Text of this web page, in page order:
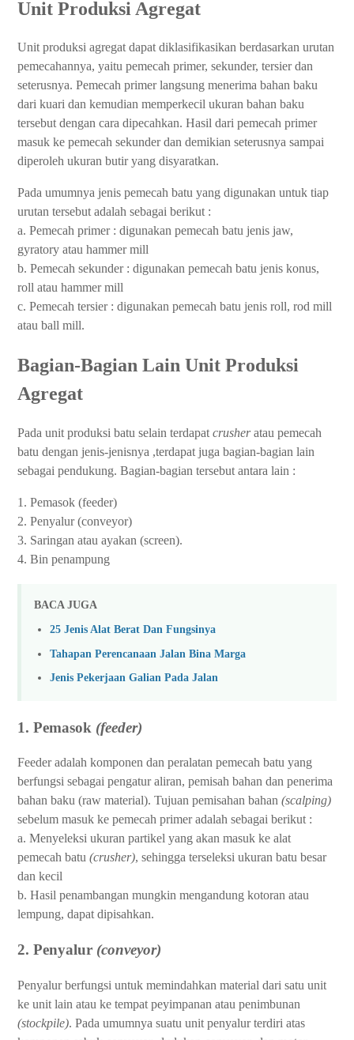
Unit Produksi Agregat
Unit produksi agregat dapat diklasifikasikan berdasarkan urutan
pemecahannya, yaitu pemecah primer, sekunder, tersier dan
seterusnya. Pemecah primer langsung menerima bahan baku
dari kuari dan kemudian memperkecil ukuran bahan baku
tersebut dengan cara dipecahkan. Hasil dari pemecah primer
masuk ke pemecah sekunder dan demikian seterusnya sampai
diperoleh ukuran butir yang disyaratkan.
Pada umumnya jenis pemecah batu yang digunakan untuk tiap
urutan tersebut adalah sebagai berikut :
a. Pemecah primer : digunakan pemecah batu jenis jaw,
gyratory atau hammer mill
b. Pemecah sekunder : digunakan pemecah batu jenis konus,
roll atau hammer mill
c. Pemecah tersier : digunakan pemecah batu jenis roll, rod mill
atau ball mill.
Bagian-Bagian Lain Unit Produksi
Agregat
Pada unit produksi batu selain terdapat crusheratau pemecah
batu dengan jenis-jenisnya ,terdapat juga bagian-bagian lain
sebagai pendukung. Bagian-bagian tersebut antara lain :
1. Pemasok (feeder)
2. Penyalur (conveyor)
3. Saringan atau ayakan (screen).
4. Bin penampung
BACA JUGA
25 Jenis Alat Berat Dan Fungsinya
Tahapan Perencanaan Jalan Bina Marga
Jenis Pekerjaan Galian Pada Jalan
1. Pemasok (feeder)
Feeder adalah komponen dan peralatan pemecah batu yang
berfungsi sebagai pengatur aliran, pemisah bahan dan penerima
bahan baku (raw material). Tujuan pemisahan bahan (scalping)
sebelum masuk ke pemecah primer adalah sebagai berikut :
a. Menyeleksi ukuran partikel yang akan masuk ke alat
pemecah batu (crusher), sehingga terseleksi ukuran batu besar
dan kecil
b. Hasil penambangan mungkin mengandung kotoran atau
lempung, dapat dipisahkan.
2. Penyalur (conveyor)
Penyalur berfungsi untuk memindahkan material dari satu unit
ke unit lain atau ke tempat peyimpanan atau penimbunan
(stockpile). Pada umumnya suatu unit penyalur terdiri atas